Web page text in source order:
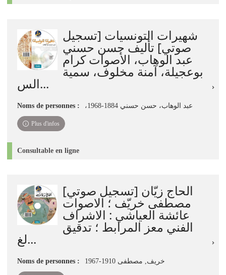
شهيرات التونسيات [تسجيل
صوتي] تأليف حسن حسني
عبد الوهاب، الأصوات كرام
بوعجيلة، آمنة مخلوف، سمية
الس...
Noms de personnes : ،عبد الوهاب، حسن حسني 1884-1968
Plus d'infos
Consultable en ligne
الحاج زيّان [تسجيل صوتي]
مصطفى خريّف ؛ الاصوات
عائشة العياشي : الاشراف
الفني معز المرابط ؛ تدقيق
لغ...
Noms de personnes : خريف, مصطفى 1910-1967